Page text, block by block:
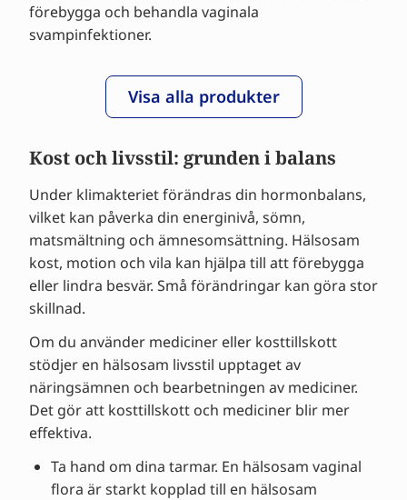
förebygga och behandla vaginala
svampinfektioner.
Visa alla produkter
Kost och livsstil: grunden i balans
Under klimakteriet förändras din hormonbalans,
vilket kan påverka din energinivå, sömn,
matsmältning och ämnesomsättning. Hälsosam
kost, motion och vila kan hjälpa till att förebygga
eller lindra besvär. Små förändringar kan göra stor
skillnad.
Om du använder mediciner eller kosttillskott
stödjer en hälsosam livsstil upptaget av
näringsämnen och bearbetningen av mediciner.
Det gör att kosttillskott och mediciner blir mer
effektiva.
Ta hand om dina tarmar. En hälsosam vaginal
flora är starkt kopplad till en hälsosam